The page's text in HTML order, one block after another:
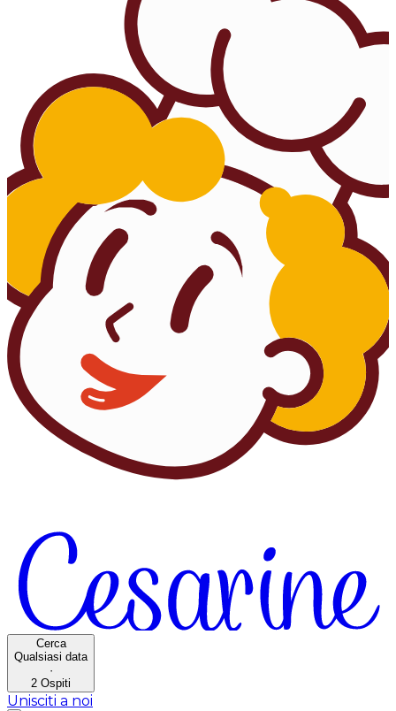
Cerca
Qualsiasi data
·
2 Ospiti
Unisciti a noi